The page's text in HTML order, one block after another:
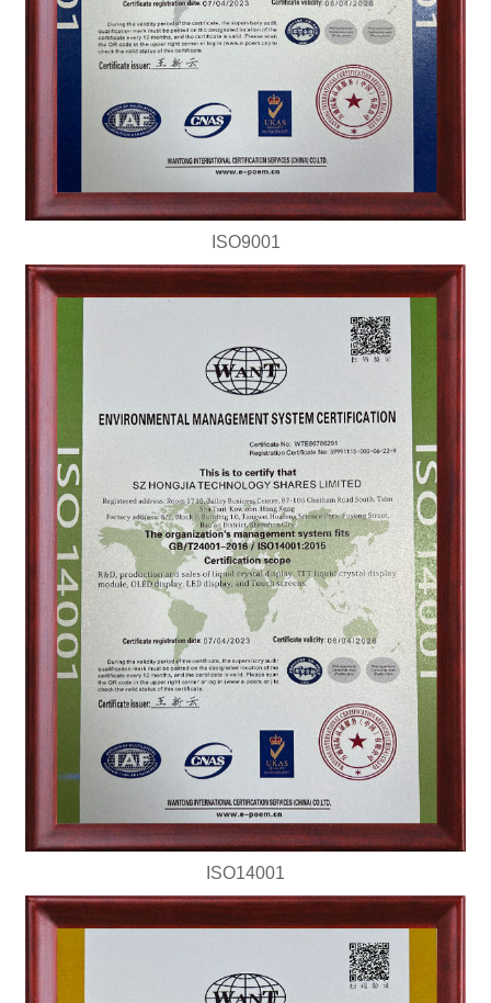
ISO9001
ISO14001